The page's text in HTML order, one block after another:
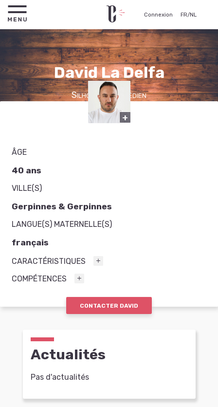
Connexion FR/NL
David La Delfa
Silhouette, Comédien
+
ÂGE
40 ans
VILLE(S)
Gerpinnes & Gerpinnes
LANGUE(S) MATERNELLE(S)
français
CARACTÉRISTIQUES
COMPÉTENCES
CONTACTER DAVID
Actualités
Pas d'actualités